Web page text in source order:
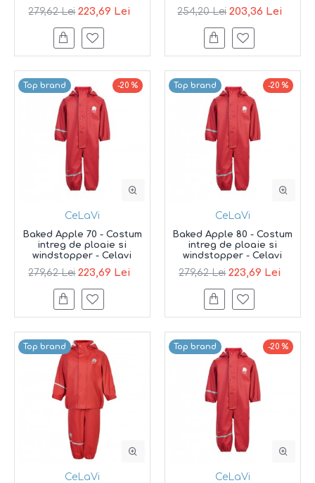
279,62 Lei 223,69 Lei 254,20 Lei 203,36 Lei
Top brand -20 %
CeLaVi
Baked Apple 70 - Costum
intreg de ploaie si
windstopper - Celavi
279,62 Lei 223,69 Lei
Top brand -20 %
CeLaVi
Baked Apple 80 - Costum
intreg de ploaie si
windstopper - Celavi
279,62 Lei 223,69 Lei
Top brand
CeLaVi
Top brand -20 %
CeLaVi